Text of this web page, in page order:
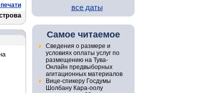
все даты
Самое читаемое
Сведения о размере и
условиях оплаты услуг по
размещению на Тува-
Онлайн предвыборных
агитационных материалов
Вице-спикеру Госдумы
Шолбану Кара-оолу